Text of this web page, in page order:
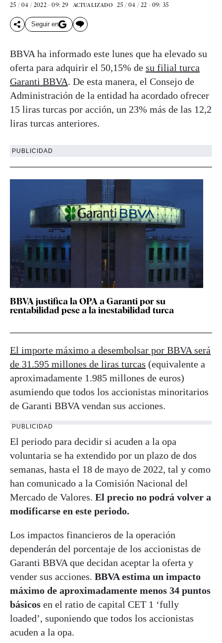
25 / 04 / 2022 - 09: 29 ACTUALIZADO 25 / 04 / 22 - 09: 35
Seguir en
BBVA ha informado este lunes que ha elevado su
oferta para adquirir el 50,15% de su filial turca
Garanti BBVA. De esta manera, el Consejo de
Administración de la entidad ha acordado ofrecer
15 liras turcas por acción, un 23% más de las 12,2
liras turcas anteriores.
PUBLICIDAD
BBVA justifica la OPA a Garanti por su
rentabilidad pese a la inestabilidad turca
El importe máximo a desembolsar por BBVA será
de 31.595 millones de liras turcas (equivalente a
aproximadamente 1.985 millones de euros)
asumiendo que todos los accionistas minoritarios
de Garanti BBVA vendan sus acciones.
PUBLICIDAD
El periodo para decidir si acuden a la opa
voluntaria se ha extendido por un plazo de dos
semanas, hasta el 18 de mayo de 2022, tal y como
han comunicado a la Comisión Nacional del
Mercado de Valores. El precio no podrá volver a
modificarse en este periodo.
Los impactos financieros de la operación
dependerán del porcentaje de los accionistas de
Garanti BBVA que decidan aceptar la oferta y
vender sus acciones. BBVA estima un impacto
máximo de aproximadamente menos 34 puntos
básicos en el ratio de capital CET 1 ‘fully
loaded’, suponiendo que todos los accionistas
acuden a la opa.